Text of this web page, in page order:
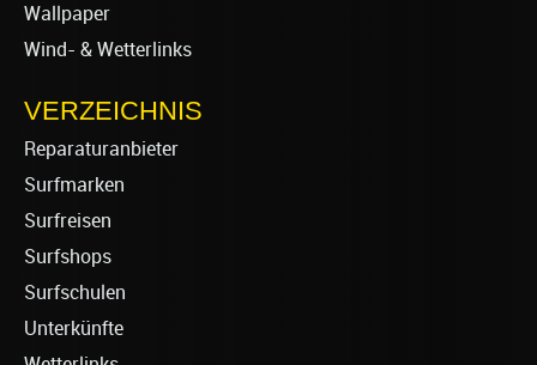
Wallpaper
Wind- & Wetterlinks
VERZEICHNIS
Reparaturanbieter
Surfmarken
Surfreisen
Surfshops
Surfschulen
Unterkünfte